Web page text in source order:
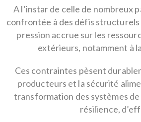
A l’instar de celle de nombreux
confrontée à des défis
pression accrue sur les
extérieurs, notamment à
Ces contraintes pèsent
producteurs et la sécurité
transformation des systèmes
résilience,